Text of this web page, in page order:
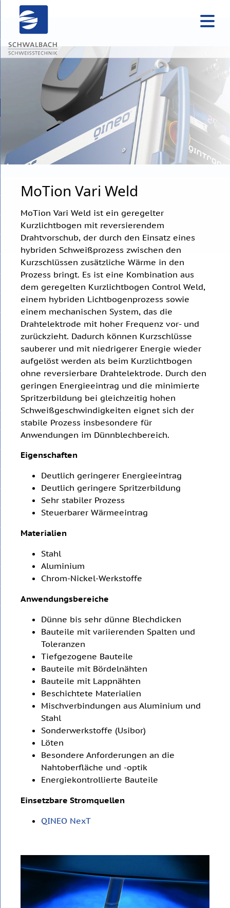
MoTion Vari Weld
MoTion Vari Weld ist ein geregelter
Kurzlichtbogen mit reversierendem
Drahtvorschub, der durch den Einsatz eines
hybriden Schweißprozess zwischen den
Kurzschlüssen zusätzliche Wärme in den
Prozess bringt. Es ist eine Kombination aus
dem geregelten Kurzlichtbogen Control Weld,
einem hybriden Lichtbogenprozess sowie
einem mechanischen System, das die
Drahtelektrode mit hoher Frequenz vor- und
zurückzieht. Dadurch können Kurzschlüsse
sauberer und mit niedrigerer Energie wieder
aufgelöst werden als beim Kurzlichtbogen
ohne reversierbare Drahtelektrode. Durch den
geringen Energieeintrag und die minimierte
Spritzerbildung bei gleichzeitig hohen
Schweißgeschwindigkeiten eignet sich der
stabile Prozess insbesondere für
Anwendungen im Dünnblechbereich.
Eigenschaften
Deutlich geringerer Energieeintrag
Deutlich geringere Spritzerbildung
Sehr stabiler Prozess
Steuerbarer Wärmeeintrag
Materialien
Stahl
Aluminium
Chrom-Nickel-Werkstoffe
Anwendungsbereiche
Dünne bis sehr dünne Blechdicken
Bauteile mit variierenden Spalten und
Toleranzen
Tiefgezogene Bauteile
Bauteile mit Bördelnähten
Bauteile mit Lappnähten
Beschichtete Materialien
Mischverbindungen aus Aluminium und
Stahl
Sonderwerkstoffe (Usibor)
Löten
Besondere Anforderungen an die
Nahtoberfläche und -optik
Energiekontrollierte Bauteile
Einsetzbare Stromquellen
QINEO NexT